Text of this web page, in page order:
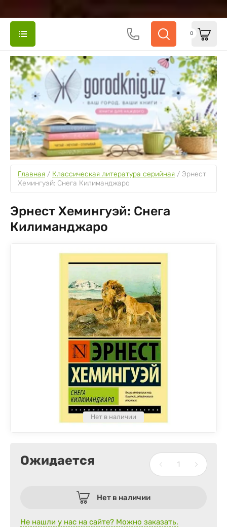
0
Главная / Классическая литература серийная / Эрнест
Хемингуэй: Снега Килиманджаро
Эрнест Хемингуэй: Снега
Килиманджаро
Нет в наличии
Ожидается
Нет в наличии
Не нашли у нас на сайте? Можно заказать.